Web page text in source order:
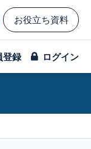
お役立ち資料
登録 ログイン